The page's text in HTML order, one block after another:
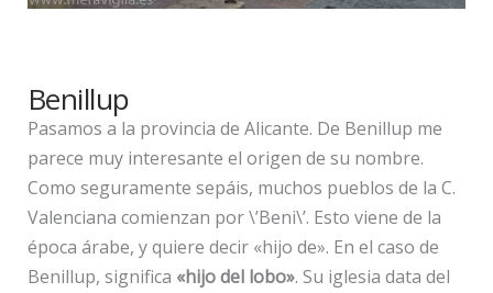
Benillup
Pasamos a la provincia de Alicante. De Benillup me
parece muy interesante el origen de su nombre.
Como seguramente sepáis, muchos pueblos de la C.
Valenciana comienzan por \’Beni\’. Esto viene de la
época árabe, y quiere decir «hijo de». En el caso de
Benillup, significa «hijo del lobo». Su iglesia data del